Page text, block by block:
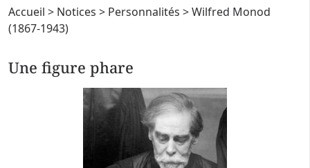
Accueil > Notices > Personnalités > Wilfred Monod
(1867-1943)
Une figure phare